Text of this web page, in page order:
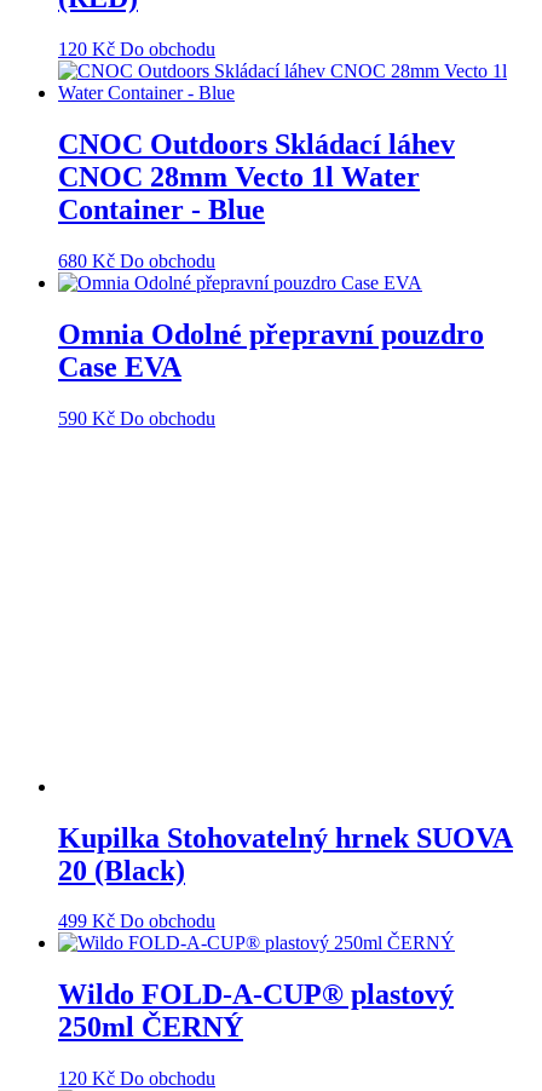
120 Kč Do obchodu
CNOC Outdoors Skládací láhev
CNOC 28mm Vecto 1l Water
Container - Blue
680 Kč Do obchodu
Omnia Odolné přepravní pouzdro
Case EVA
590 Kč Do obchodu
Kupilka Stohovatelný hrnek SUOVA
20 (Black)
499 Kč Do obchodu
Wildo FOLD-A-CUP® plastový
250ml ČERNÝ
120 Kč Do obchodu